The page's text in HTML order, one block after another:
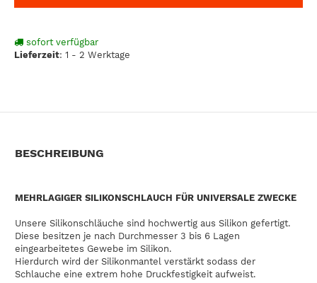
sofort verfügbar
Lieferzeit: 1 - 2 Werktage
BESCHREIBUNG
MEHRLAGIGER SILIKONSCHLAUCH FÜR UNIVERSALE ZWECKE
Unsere Silikonschläuche sind hochwertig aus Silikon gefertigt.
Diese besitzen je nach Durchmesser 3 bis 6 Lagen
eingearbeitetes Gewebe im Silikon.
Hierdurch wird der Silikonmantel verstärkt sodass der
Schlauche eine extrem hohe Druckfestigkeit aufweist.